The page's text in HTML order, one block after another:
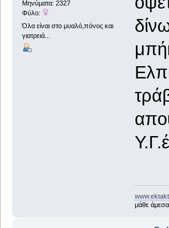
Μηνύματα: 2327
Φύλο:
Όλα είναι στο μυαλό,πόνος και
γιατρειά...
μάθε άμεσα